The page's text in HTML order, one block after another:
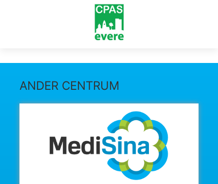
ANDER CENTRUM